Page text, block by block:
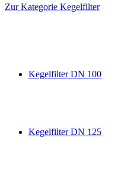
Zur Kategorie Kegelfilter
Kegelfilter DN 100
Kegelfilter DN 125